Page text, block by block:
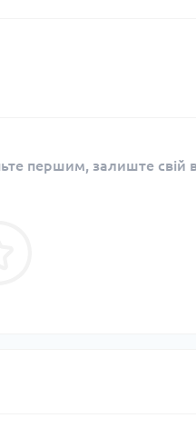
першим, залиште свій